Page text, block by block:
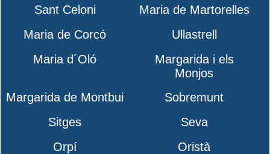
Sant Celoni
Maria de Martorelles
Maria de Corcó
Ullastrell
Maria d´Oló
Margarida i els
Monjos
Margarida de Montbui
Sobremunt
Sitges
Seva
Orpí
Oristà